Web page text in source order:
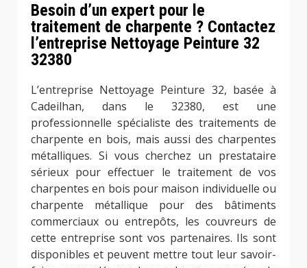
Besoin d’un expert pour le
traitement de charpente ? Contactez
l’entreprise Nettoyage Peinture 32
32380
L’entreprise Nettoyage Peinture 32, basée à
Cadeilhan, dans le 32380, est une
professionnelle spécialiste des traitements de
charpente en bois, mais aussi des charpentes
métalliques. Si vous cherchez un prestataire
sérieux pour effectuer le traitement de vos
charpentes en bois pour maison individuelle ou
charpente métallique pour des bâtiments
commerciaux ou entrepôts, les couvreurs de
cette entreprise sont vos partenaires. Ils sont
disponibles et peuvent mettre tout leur savoir-